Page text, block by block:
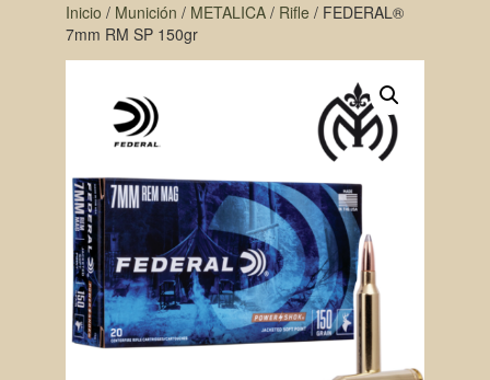
Inicio / Munición / METALICA/ Rifle / FEDERAL®
7mm RM SP 150gr